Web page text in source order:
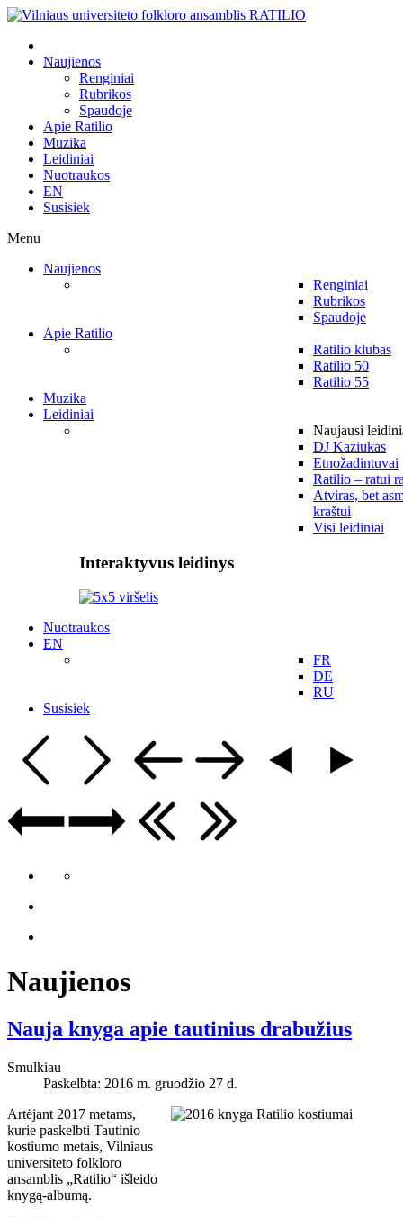
Naujienos
Renginiai
Rubrikos
Spaudoje
Apie Ratilio
Muzika
Leidiniai
Nuotraukos
EN
Susisiek
Menu
Naujienos
Renginiai
Rubrikos
Spaudoje
Apie Ratilio
Ratilio klubas
Ratilio 50
Ratilio 55
Muzika
Leidiniai
Naujausi
DJ Kaziukas
Etnožadintuvai
Ratilio – ratui
Atviras, bet
kraštui
Visi leidiniai
Interaktyvus leidinys
Nuotraukos
EN
FR
DE
RU
Susisiek
Naujienos
Nauja knyga apie tautinius drabužius
Smulkiau
Paskelbta: 2016 m. gruodžio 27 d.
Artėjant 2017 metams,
kurie paskelbti Tautinio
kostiumo metais, Vilniaus
universiteto folkloro
ansamblis „Ratilio“ išleido
knygą-albumą.